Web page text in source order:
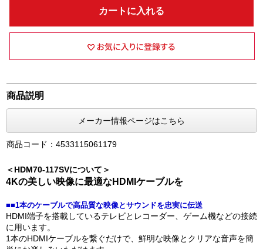
カートに入れる
商品説明
メーカー情報ページはこちら
商品コード：4533115061179
＜HDM70-117SVについて＞
4Kの美しい映像に最適なHDMIケーブルを
■■1本のケーブルで高品質な映像とサウンドを忠実に伝送
HDMI端子を搭載しているテレビとレコーダー、ゲーム機などの接続
に用います。
1本のHDMIケーブルを繋ぐだけで、鮮明な映像とクリアな音声を簡